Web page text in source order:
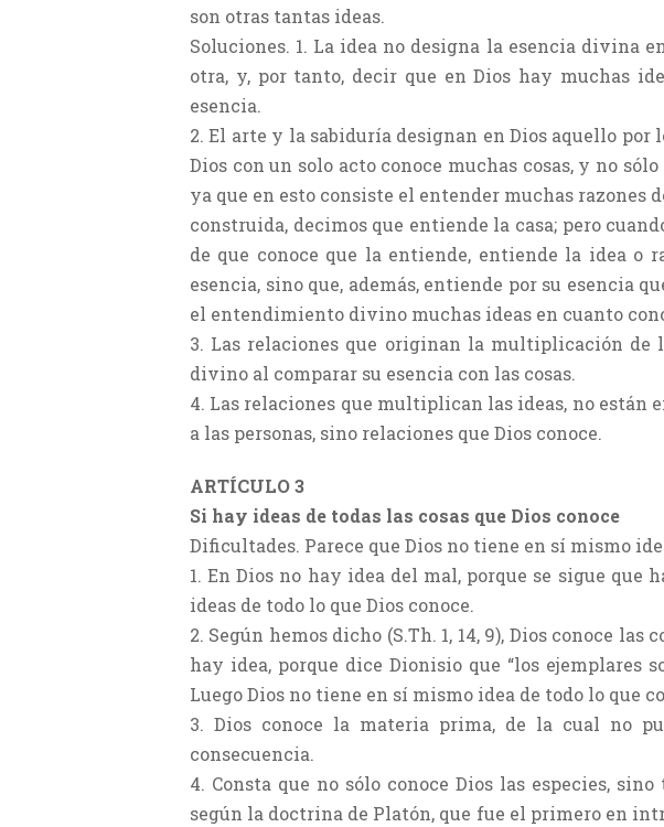
son otras tantas ideas.
Soluciones. 1. La idea no designa la esencia divina
otra, y, por tanto, decir que en Dios hay muchas
esencia.
2. El arte y la sabiduría designan en Dios aquello por
Dios con un solo acto conoce muchas cosas, y no
ya que en esto consiste el entender muchas razones
construida, decimos que entiende la casa; pero
de que conoce que la entiende, entiende la idea o
esencia, sino que, además, entiende por su esencia
el entendimiento divino muchas ideas en cuanto
3. Las relaciones que originan la multiplicación de
divino al comparar su esencia con las cosas.
4. Las relaciones que multiplican las ideas, no están
a las personas, sino relaciones que Dios conoce.
ARTÍCULO 3
Si hay ideas de todas las cosas que Dios conoce
Dificultades. Parece que Dios no tiene en sí mismo
1. En Dios no hay idea del mal, porque se sigue que
ideas de todo lo que Dios conoce.
2. Según hemos dicho (S.Th. 1, 14, 9), Dios conoce
hay idea, porque dice Dionisio que “los ejemplares
Luego Dios no tiene en sí mismo idea de todo lo que
3. Dios conoce la materia prima, de la cual no
consecuencia.
4. Consta que no sólo conoce Dios las especies,
según la doctrina de Platón, que fue el primero en